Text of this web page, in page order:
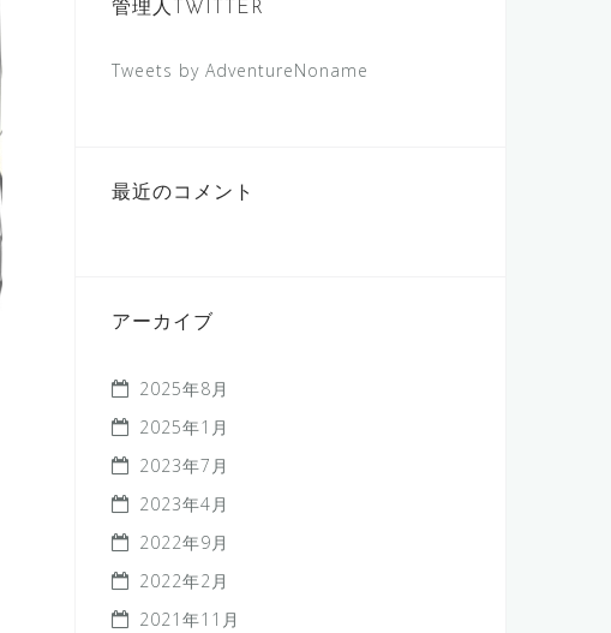
管理人TWITTER
Tweets by AdventureNoname
最近のコメント
アーカイブ
2025年8月
2025年1月
2023年7月
2023年4月
2022年9月
2022年2月
2021年11月